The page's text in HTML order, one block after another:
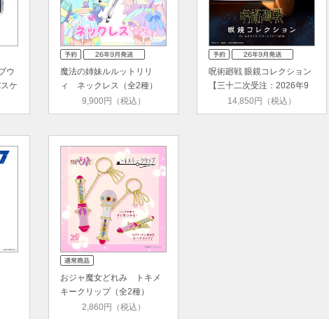
ウ
ケ
魔法の姉妹ルルットリリ
ィ ネックレス（全2種）
【９月お…
9,900円（税込）
呪術廻戦 眼鏡コレクション
【三十二次受注：2026年9
月発…14,850円（税込）
おジャ魔女どれみ トキメ
キークリップ（全2種）
2,860円（税込）